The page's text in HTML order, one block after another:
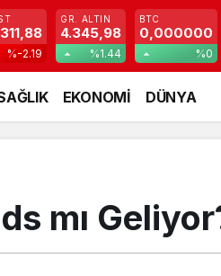
%-2.19
GR. ALTIN
4.345,98
%1.44
BTC
0,000000
%0
EKONOMİ DÜNYA
mı